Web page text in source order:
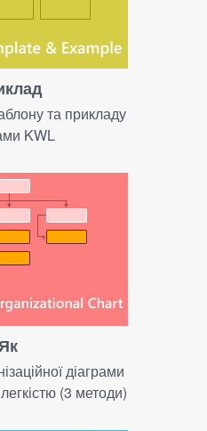
та прикладу
KWL
діаграми
(3 методи)